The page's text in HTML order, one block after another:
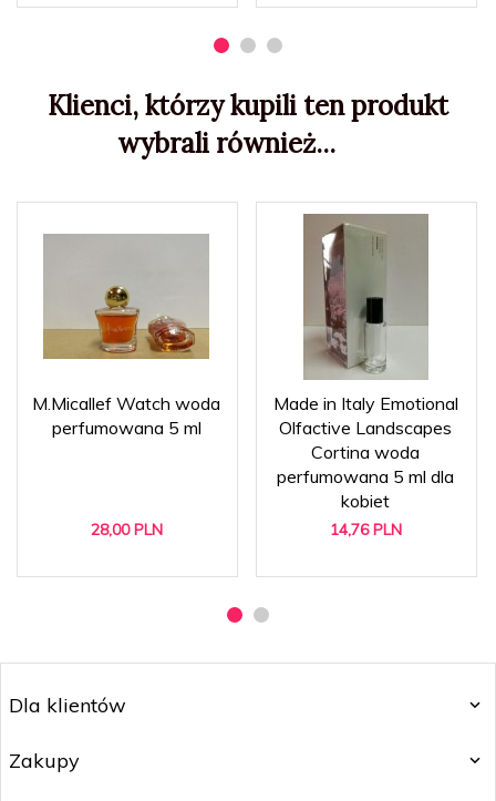
Klienci, którzy kupili ten produkt
wybrali również...
M.Micallef Watch woda
perfumowana 5 ml
28,00 PLN
Made in Italy Emotional
Olfactive Landscapes
Cortina woda
perfumowana 5 ml dla
kobiet
14,76 PLN
Dla klientów
Zakupy